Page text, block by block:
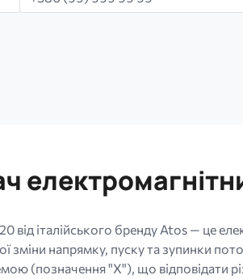
від італійського бренду Atos — це
зміни напрямку, пуску та зупинки
(позначення "Х"), що відповідати